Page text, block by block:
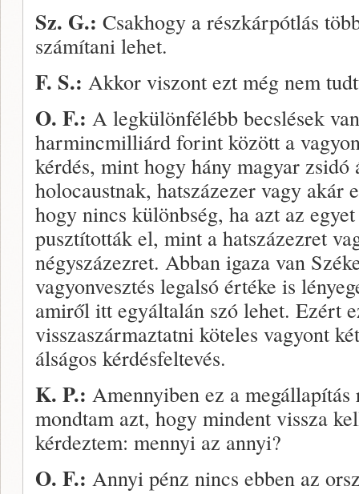
Sz. G.: Csakhogy a részkárpótlás
számítani lehet.
F. S.: Akkor viszont ezt még nem
O. F.: A legkülönfélébb becslések
harmincmilliárd forint között a
kérdés, mint hogy hány magyar zsidó
holocaustnak, hatszázezer vagy akár
hogy nincs különbség, ha azt az
pusztították el, mint a hatszázezret
négyszázezret. Abban igaza van
vagyonvesztés legalsó értéke is
amiről itt egyáltalán szó lehet. Ezért
visszaszármaztatni köteles vagyont
álságos kérdésfeltevés.
K. P.: Amennyiben ez a
mondtam azt, hogy mindent vissza
kérdeztem: mennyi az annyi?
O. F.: Annyi pénz nincs ebben az